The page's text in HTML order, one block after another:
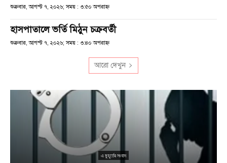
শুক্রবার, আগস্ট ৭, ২০২৬; সময় : ৩:৫০ অপরাহ্ণ
হাসপাতালে ভর্তি মিঠুন চক্রবর্তী
শুক্রবার, আগস্ট ৭, ২০২৬; সময় : ৩:৪০ অপরাহ্ণ
আরো দেখুন
এ মুহূর্তের সংবাদ